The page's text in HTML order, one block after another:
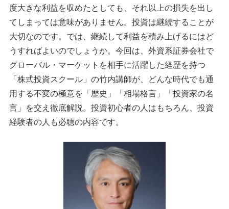
度大きな利益を収めたとしても、それ以上の損失を出し
てしまっては意味がありません。投資は継続することが
大切なのです。では、継続して利益を積み上げるにはど
うすればよいのでしょうか。今回は、外資系証券会社で
グローバル・マーケットを相手に活躍した経歴を持つ
「株式投資スクール」の竹内講師が、どんな時代でも通
用する不変の極意を「歴史」「相場格言」「投資家の名
言」を交え徹底解説。投資初心者の人はもちろん、投資
経験者の人も必聴の内容です。